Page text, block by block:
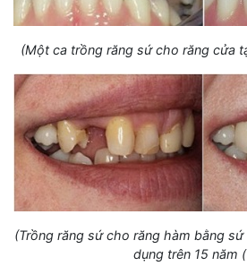
(Một ca trồng răng sứ cho răng cửa
(Trồng răng sứ cho răng hàm bằng
dụng trên 15 năm